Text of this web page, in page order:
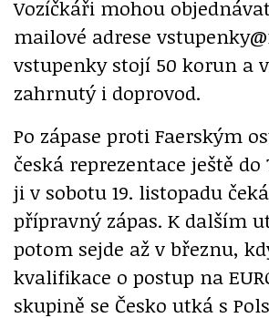
Vozíčkáři mohou
mailové adrese
vstupenky stojí 50 korun a
zahrnutý i doprovod.
Po zápase proti Faerským
česká reprezentace ještě do
ji v sobotu 19. listopadu
přípravný zápas. K dalším
potom sejde až v březnu,
kvalifikace o postup na
skupině se Česko utká s